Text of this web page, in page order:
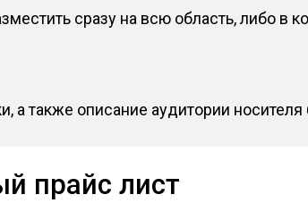
сразу на всю область, либо в
а также описание аудитории
прайс лист